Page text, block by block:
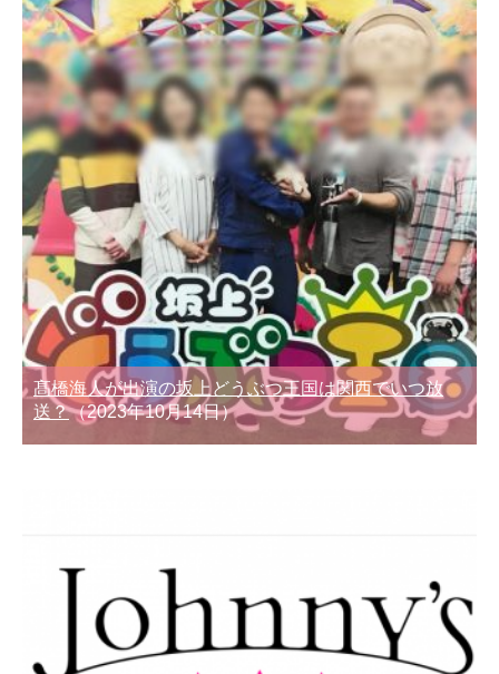
髙橋海人が出演の坂上どうぶつ王国は関西でいつ放
送？（2023年10月14日）